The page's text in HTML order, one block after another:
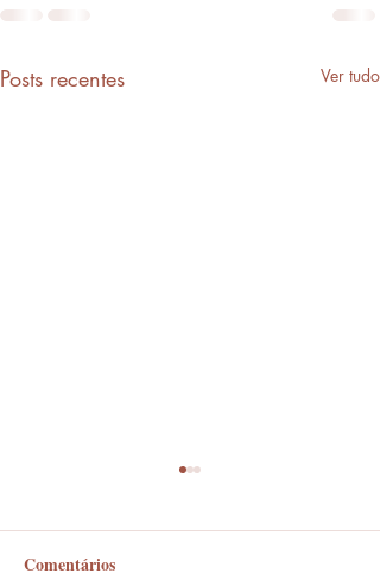
Posts recentes Ver tudo
Comentários